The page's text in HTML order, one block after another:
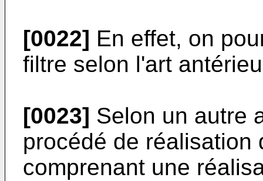
[0022] En effet, on
filtre selon l'art
[0023] Selon un autre
procédé de réalisation
comprenant une